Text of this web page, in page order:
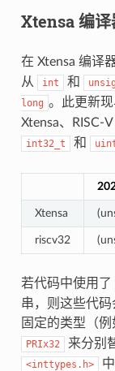
Xtensa 编译
在 Xtensa 编译
从
int 和
long 。此更新
Xtensa、RISC-
int32_t 和
Xtensa
riscv32
若代码中使用了
串，则这些代
固定的类型（例
PRIx32 来分别
<inttypes.h>